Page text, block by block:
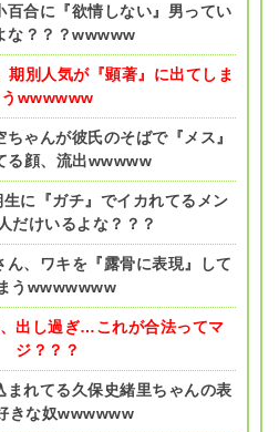
百合に『欲情しない』男ってい
な？？？wwwww
期別人気が『顕著』に出てしま
うwwwwww
ちゃんが彼氏のそばで『メス』
る顔、流出wwwww
生に『ガチ』でイカれてるメン
だけいるよな？？？
ん、ワキを『露骨に表現』して
うwwwwwww
、出し過ぎ…これが合法ってマ
ジ？？？
まれてる久保史緒里ちゃんの表
きな奴wwwwww